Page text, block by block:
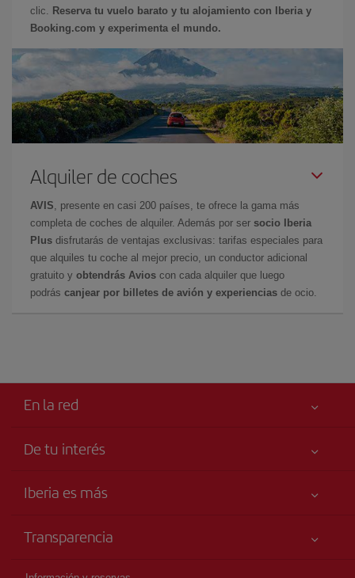
clic.
Reserva tu vuelo barato y tu alojamiento con Iberia y
Booking.com y experimenta el mundo.
Alquiler de coches
AVIS , presente en casi 200 países, te ofrece la gama más
completa de coches de alquiler. Además por ser socio Iberia
Plus disfrutarás de ventajas exclusivas: tarifas especiales para
que alquiles tu coche al mejor precio, un conductor adicional
gratuito y obtendrás Avios con cada alquiler que luego
podrás canjear por billetes de avión y experiencias de ocio.
En la red
De tu interés
Tu seguridad es lo primero
Publicidad
Iberia es más
Talento a bordo
Grupo Iberia
Transparencia